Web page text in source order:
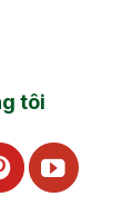
tôi